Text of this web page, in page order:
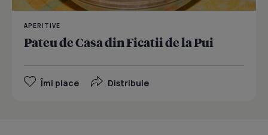
APERITIVE
Pateu de Casa din Ficatii de la Pui
Îmi place Distribuie